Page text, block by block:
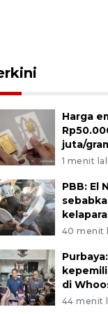
Harga
juta/
1 menit
PBB: El
40 menit
di
44 menit